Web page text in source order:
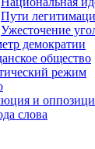
Пути
Ужесточение
демократии
общество
режим
и
слова